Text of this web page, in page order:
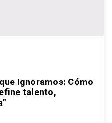
Ignoramos: Cómo
talento,